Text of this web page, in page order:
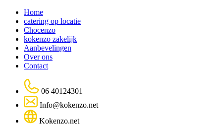
Home
catering op locatie
Chocenzo
kokenzo zakelijk
Aanbevelingen
Over ons
Contact
06 40124301
Info@kokenzo.net
Kokenzo.net